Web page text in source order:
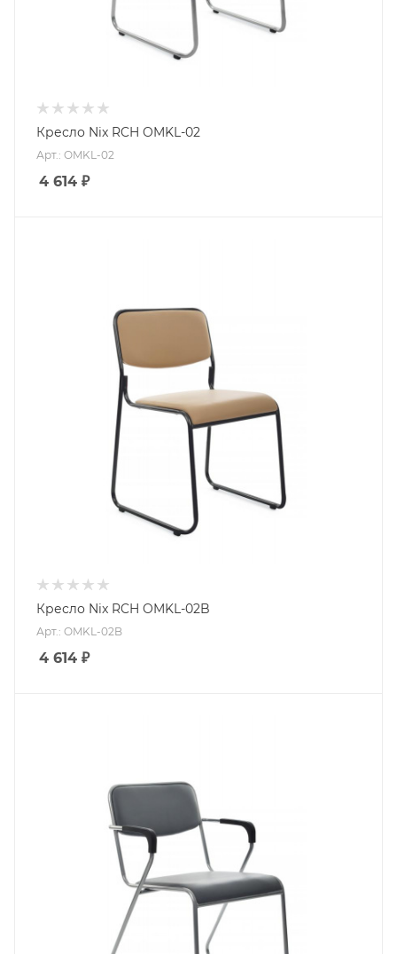
Кресло Nix RCH OMKL-02
Арт.: OMKL-02
4 614 ₽
Кресло Nix RCH OMKL-02B
Арт.: OMKL-02B
4 614 ₽